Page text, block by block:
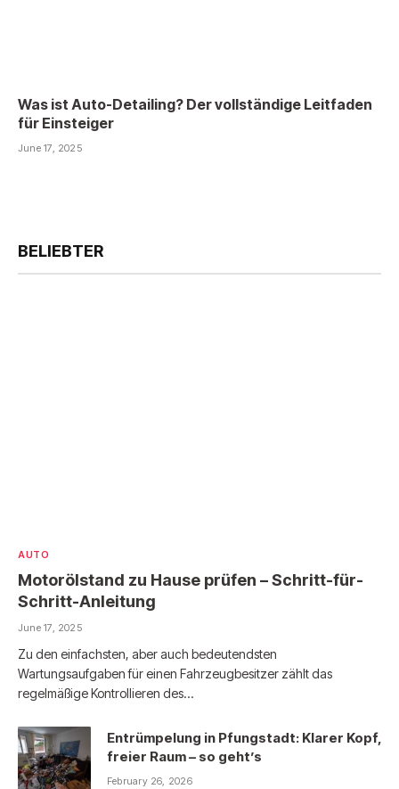
Was ist Auto-Detailing? Der vollständige Leitfaden
für Einsteiger
June 17, 2025
BELIEBTER
AUTO
Motorölstand zu Hause prüfen – Schritt-für-
Schritt-Anleitung
June 17, 2025
Zu den einfachsten, aber auch bedeutendsten
Wartungsaufgaben für einen Fahrzeugbesitzer zählt das
regelmäßige Kontrollieren des…
Entrümpelung in Pfungstadt: Klarer Kopf,
freier Raum – so geht’s
February 26, 2026